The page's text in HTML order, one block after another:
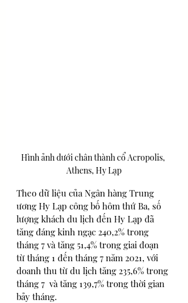
Hình ảnh dưới chân thành cổ Acropolis,
Athens, Hy Lạp
Theo dữ liệu của Ngân hàng Trung
ương Hy Lạp công bố hôm thứ Ba, số
lượng khách du lịch đến Hy Lạp đã
tăng đáng kinh ngạc 240,2% trong
tháng 7 và tăng 51,4% trong giai đoạn
từ tháng 1 đến tháng 7 năm 2021, với
doanh thu từ du lịch tăng 235,6% trong
tháng 7  và tăng 139,7% trong thời gian
bảy tháng.